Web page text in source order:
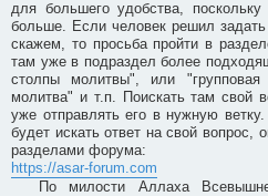
для большего удобства,
больше. Если человек решил
скажем, то просьба пройти в
там уже в подраздел более
столпы молитвы", или
молитва" и т.п. Поискать там свой
уже отправлять его в нужную
будет искать ответ на свой вопрос,
разделами форума:
https://asar-forum.com
По милости Аллаха